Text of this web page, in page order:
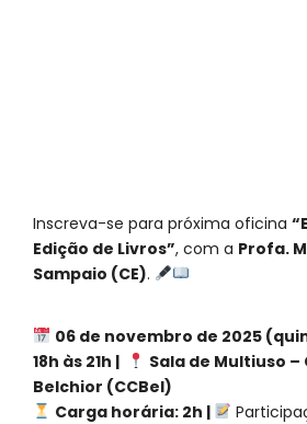
Inscreva-se para próxima oficina
Edição de Livros”, com a Profa.
Sampaio (CE).
06 de novembro de 2025
18h às 21h |
Sala de Multiuso
Belchior (CCBel)
Carga horária: 2h |